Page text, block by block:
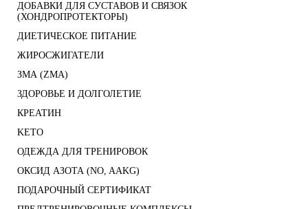
ДОБАВКИ ДЛЯ СУСТАВОВ И СВЯЗОК
(ХОНДРОПРОТЕКТОРЫ)
ДИЕТИЧЕСКОЕ ПИТАНИЕ
ЖИРОСЖИГАТЕЛИ
ЗМА (ZMA)
ЗДОРОВЬЕ И ДОЛГОЛЕТИЕ
КРЕАТИН
KETO
ОДЕЖДА ДЛЯ ТРЕНИРОВОК
ОКСИД АЗОТА (NO, AAKG)
ПОДАРОЧНЫЙ СЕРТИФИКАТ